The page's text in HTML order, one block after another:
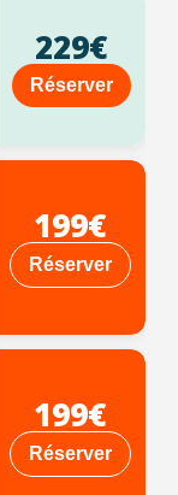
229€
Réserver
199€
Réserver
199€
Réserver